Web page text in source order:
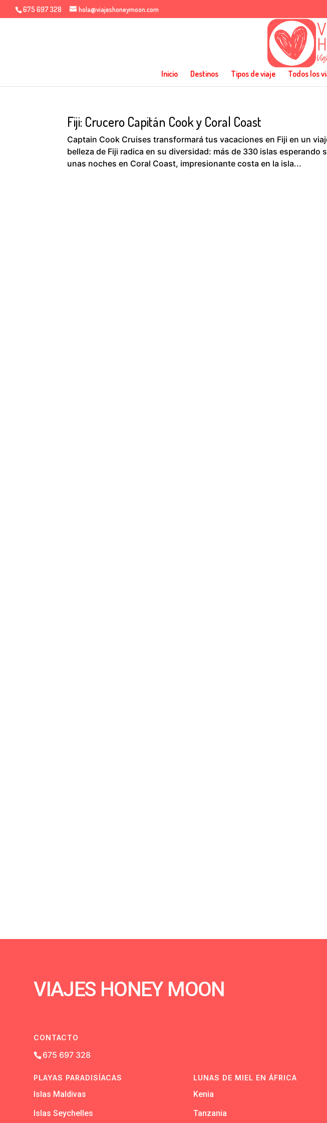
675 697 328 hola@viajeshoneymoon.com
Inicio Destinos Tipos de viaje Todos los
Fiji: Crucero Capitán Cook y Coral Coast
Captain Cook Cruises transformará tus vacaciones en Fiji en un
belleza de Fiji radica en su diversidad: más de 330 islas esperando
unas noches en Coral Coast, impresionante costa en la isla...
VIAJES HONEY MOON
CONTACTO
675 697 328
PLAYAS PARADISÍACAS
Islas Maldivas
Islas Seychelles
LUNAS DE MIEL EN ÁFRICA
Kenia
Tanzania